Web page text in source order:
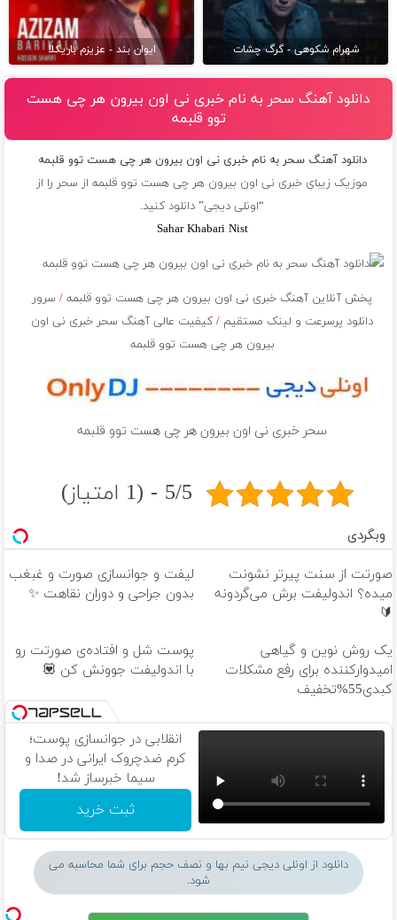
شهرام شکوهی - گرگ چشات ایوان بند - عزیزم باریکلا
دانلود آهنگ سحر به نام خبری نی اون بیرون هر چی هست
توو قلبمه
دانلود آهنگ سحر به نام خبری نی اون بیرون هر چی هست توو قلبمه
موزیک زیبای خبری نی اون بیرون هر چی هست توو قلبمه از سحر را از
“اونلی دیجی” دانلود کنید.
Sahar Khabari Nist
پخش آنلاین آهنگ خبری نی اون بیرون هر چی هست توو قلبمه /سرور
دانلود پرسرعت و لینک مستقیم /کیفیت عالی آهنگ سحر خبری نی اون
بیرون هر چی هست توو قلبمه
سحر خبری نی اون بیرون هر چی هست توو قلبمه
5/5 - (1 امتیاز)
وبگردی
صورتت از سنت پیرتر نشونت
میده؟ اندولیفت برش می‌گردونه
🔰
لیفت و جوانسازی صورت و غبغب
بدون جراحی و دوران نقاهت ✨
یک روش نوین و گیاهی
امیدوارکننده برای رفع مشکلات
کبدی55%تخفیف
پوست شل و افتاده‌ی صورتت رو
با اندولیفت جوونش کن 💟
انقلابی در جوانسازی پوست؛
کرم ضدچروک ایرانی در صدا و
سیما خبرساز شد!
ثبت خرید
دانلود از اونلی دیجی نیم بها و نصف حجم برای شما محاسبه می
شود.